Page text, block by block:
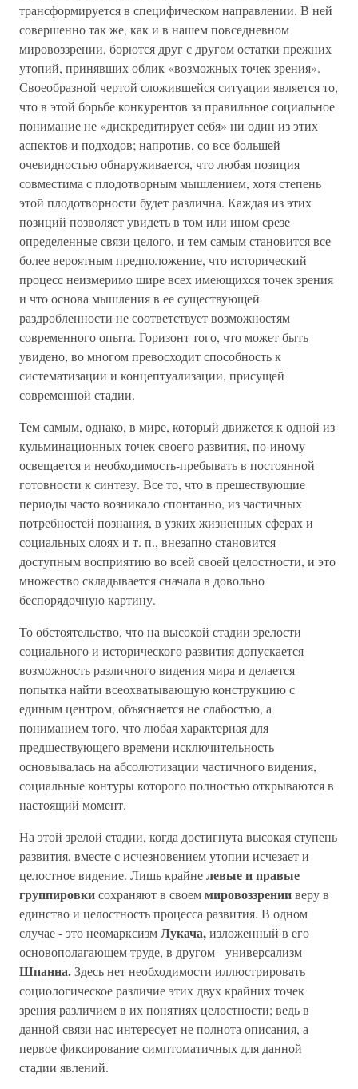
трансформируется в специфическом направлении. В ней
совершенно так же, как и в нашем повседневном
мировоззрении, борются друг с другом остатки прежних
утопий, принявших облик «возможных точек зрения».
Своеобразной чертой сложившейся ситуации является то,
что в этой борьбе конкурентов за правильное социальное
понимание не «дискредитирует себя» ни один из этих
аспектов и подходов; напротив, со все большей
очевидностью обнаруживается, что любая позиция
совместима с плодотворным мышлением, хотя степень
этой плодотворности будет различна. Каждая из этих
позиций позволяет увидеть в том или ином срезе
определенные связи целого, и тем самым становится все
более вероятным предположение, что исторический
процесс неизмеримо шире всех имеющихся точек зрения
и что основа мышления в ее существующей
раздробленности не соответствует возможностям
современного опыта. Горизонт того, что может быть
увидено, во многом превосходит способность к
систематизации и концептуализации, присущей
современной стадии.
Тем самым, однако, в мире, который движется к одной из
кульминационных точек своего развития, по-иному
освещается и необходимость-пребывать в постоянной
готовности к синтезу. Все то, что в прешествующие
периоды часто возникало спонтанно, из частичных
потребностей познания, в узких жизненных сферах и
социальных слоях и т. п., внезапно становится
доступным восприятию во всей своей целостности, и это
множество складывается сначала в довольно
беспорядочную картину.
То обстоятельство, что на высокой стадии зрелости
социального и исторического развития допускается
возможность различного видения мира и делается
попытка найти всеохватывающую конструкцию с
единым центром, объясняется не слабостью, а
пониманием того, что любая характерная для
предшествующего времени исключительность
основывалась на абсолютизации частичного видения,
социальные контуры которого полностью открываются в
настоящий момент.
На этой зрелой стадии, когда достигнута высокая ступень
развития, вместе с исчезновением утопии исчезает и
целостное видение. Лишь крайнелевые и правые
группировкисохраняют в своеммировоззренииверу в
единство и целостность процесса развития. В одном
случае - это неомарксизмЛукача,изложенный в его
основополагающем труде, в другом - универсализм
Шпанна.Здесь нет необходимости иллюстрировать
социологическое различие этих двух крайних точек
зрения различием в их понятиях целостности; ведь в
данной связи нас интересует не полнота описания, а
первое фиксирование симптоматичных для данной
стадии явлений.